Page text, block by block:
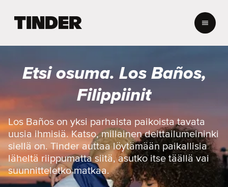
r
n
l
o
i
t
u
s
s
Etsi osuma. Los Baños,
Filippiinit
Los Baños on yksi parhaista paikoista tavata
uusia ihmisiä. Katso, millainen deittailumeininki
siellä on. Tinder auttaa löytämään paikallisia
läheltä riippumatta siitä, asutko itse täällä vai
suunnitteletko matkaa.